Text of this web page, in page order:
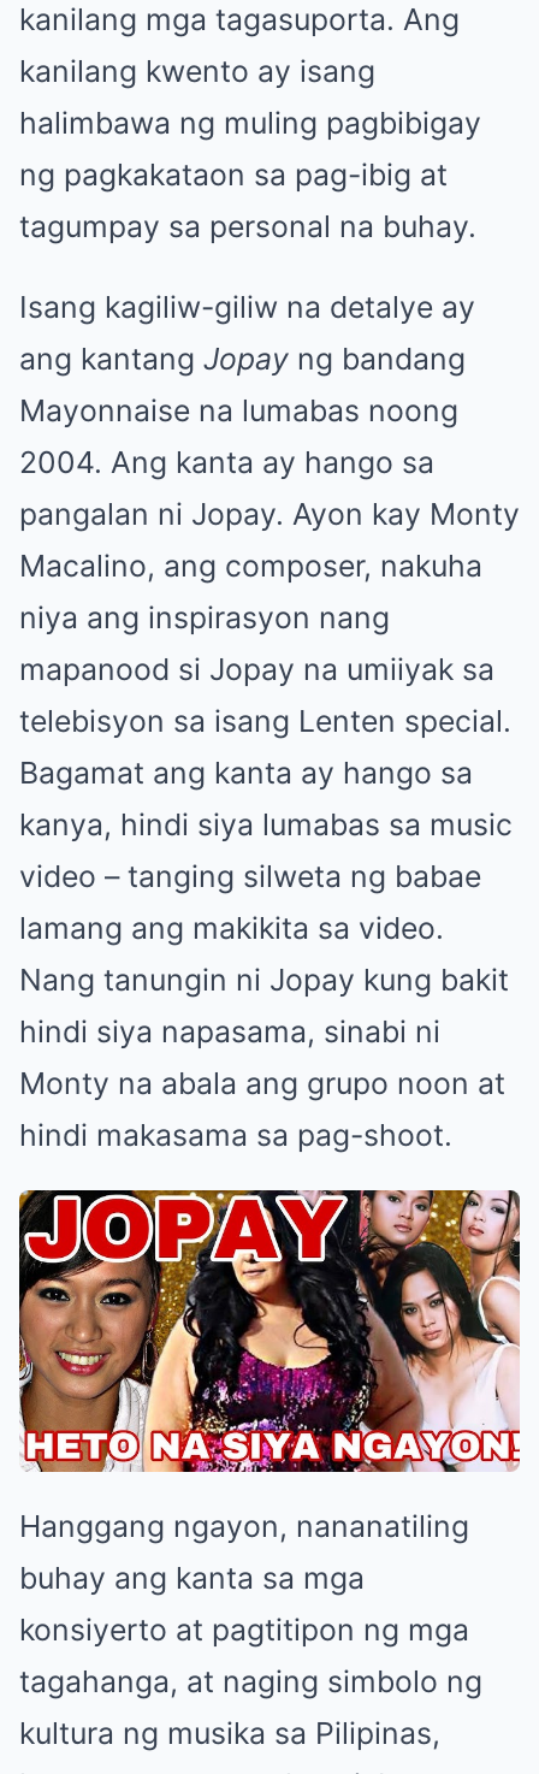
kanilang mga tagasuporta. Ang
kanilang kwento ay isang
halimbawa ng muling pagbibigay
ng pagkakataon sa pag-ibig at
tagumpay sa personal na buhay.
Isang kagiliw-giliw na detalye ay
ang kantang Jopay ng bandang
Mayonnaise na lumabas noong
2004. Ang kanta ay hango sa
pangalan ni Jopay. Ayon kay Monty
Macalino, ang composer, nakuha
niya ang inspirasyon nang
mapanood si Jopay na umiiyak sa
telebisyon sa isang Lenten special.
Bagamat ang kanta ay hango sa
kanya, hindi siya lumabas sa music
video – tanging silweta ng babae
lamang ang makikita sa video.
Nang tanungin ni Jopay kung bakit
hindi siya napasama, sinabi ni
Monty na abala ang grupo noon at
hindi makasama sa pag-shoot.
Hanggang ngayon, nananatiling
buhay ang kanta sa mga
konsiyerto at pagtitipon ng mga
tagahanga, at naging simbolo ng
kultura ng musika sa Pilipinas,